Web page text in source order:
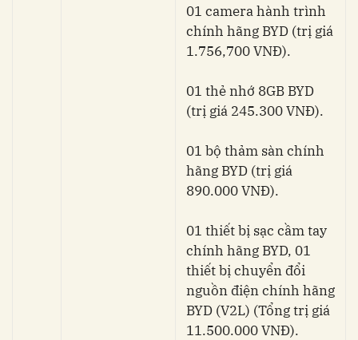
01 camera hành trình
chính hãng BYD (trị giá
1.756,700 VNĐ).
01 thẻ nhớ 8GB BYD
(trị giá 245.300 VNĐ).
01 bộ thảm sàn chính
hãng BYD (trị giá
890.000 VNĐ).
01 thiết bị sạc cầm tay
chính hãng BYD, 01
thiết bị chuyển đổi
nguồn điện chính hãng
BYD (V2L) (Tổng trị giá
11.500.000 VNĐ).